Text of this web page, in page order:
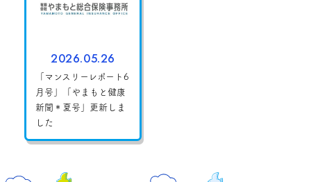
2026.05.26
「マンスリーレポート6
月号」「やまもと健康
新聞＊夏号」更新しま
した